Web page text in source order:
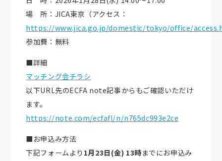
場 所：JICA東京（アクセス：
https://www.jica.go.jp/domestic/tokyo/office/
参加費：無料
■詳細
マッチング会チラシ
以下URL先のECFA note記事からもご確認いただけ
ます。
https://note.com/ecfafl/n/n765dc993e2ce
■お申込み方法
下記フォームより 1月23日(金) 13時までにお申込み